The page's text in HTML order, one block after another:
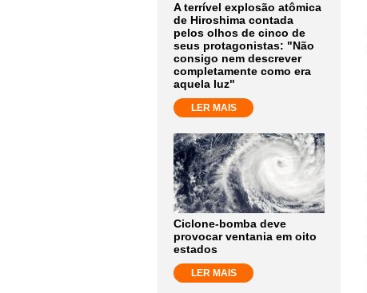
A terrível explosão atômica
de Hiroshima contada
pelos olhos de cinco de
seus protagonistas: "Não
consigo nem descrever
completamente como era
aquela luz"
LER MAIS
Ciclone-bomba deve
provocar ventania em oito
estados
LER MAIS